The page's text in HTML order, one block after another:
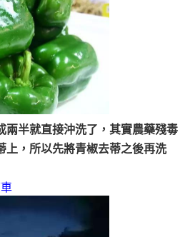
兩半就直接沖洗了，其實農藥殘毒
上，所以先將青椒去蒂之後再洗